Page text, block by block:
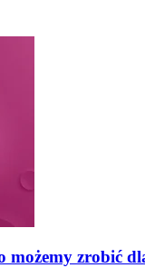
możemy zrobić